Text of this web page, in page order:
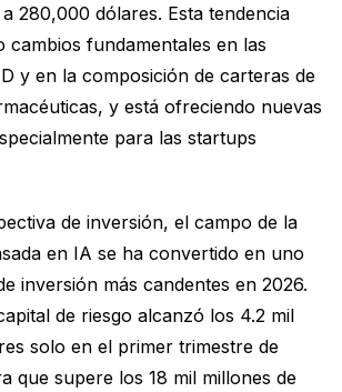
280,000 dólares. Esta tendencia
cambios fundamentales en las
y en la composición de carteras de
y está ofreciendo nuevas
para las startups
de inversión, el campo de la
en IA se ha convertido en uno
inversión más candentes en 2026.
de riesgo alcanzó los 4.2 mil
solo en el primer trimestre de
que supere los 18 mil millones de